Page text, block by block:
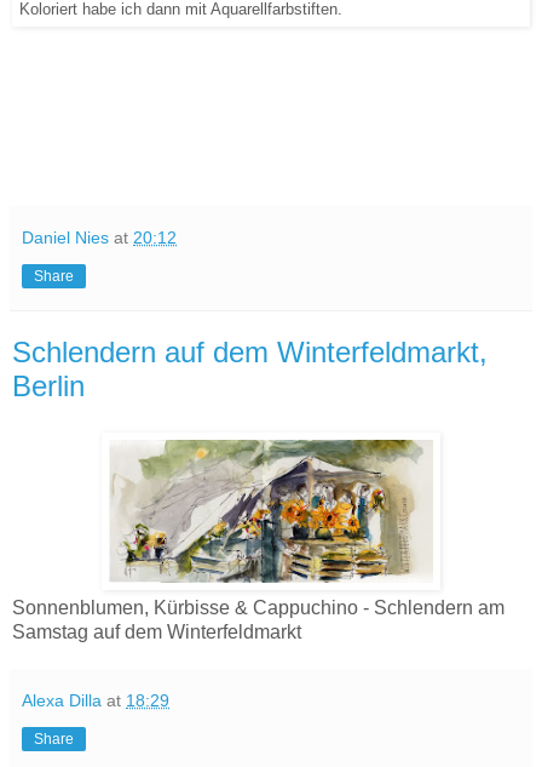
Koloriert habe ich dann mit Aquarellfarbstiften.
Daniel Nies at 20:12
Share
Schlendern auf dem Winterfeldmarkt,
Berlin
Sonnenblumen, Kürbisse & Cappuchino - Schlendern am
Samstag auf dem Winterfeldmarkt
Alexa Dilla at 18:29
Share